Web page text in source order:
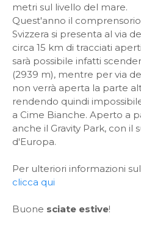
metri sul livello del mare.
Quest'anno il
Svizzera si presenta al via
circa 15 km di tracciati
sarà possibile infatti
(2939 m), mentre per via
non verrà aperta la parte
rendendo quindi
a Cime Bianche. Aperto a
anche il Gravity Park, con il
d'Europa.
Per ulteriori informazioni
clicca qui
Buone sciate estive!